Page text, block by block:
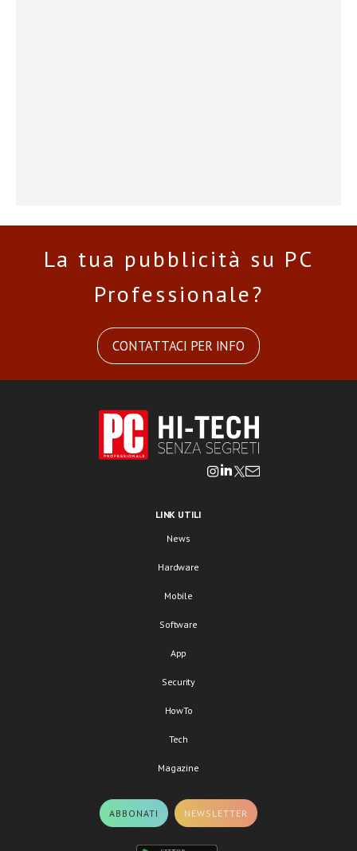
La tua pubblicità su PC
Professionale?
CONTATTACI PER INFO
LINK UTILI
News
Hardware
Mobile
Software
App
Security
HowTo
Tech
Magazine
ABBONATI NEWSLETTER